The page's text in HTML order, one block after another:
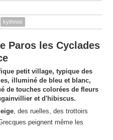
kythnos
Paros les Cyclades
petit village, typique des
illuminé de bleu et blanc,
de touches colorées de fleurs
et d'hibiscus.
, des ruelles, des trottoirs
peignent même les